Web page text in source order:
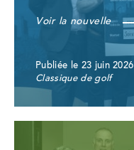
Voir la nouvelle
Publiée le 23 juin 2026
Classique de golf